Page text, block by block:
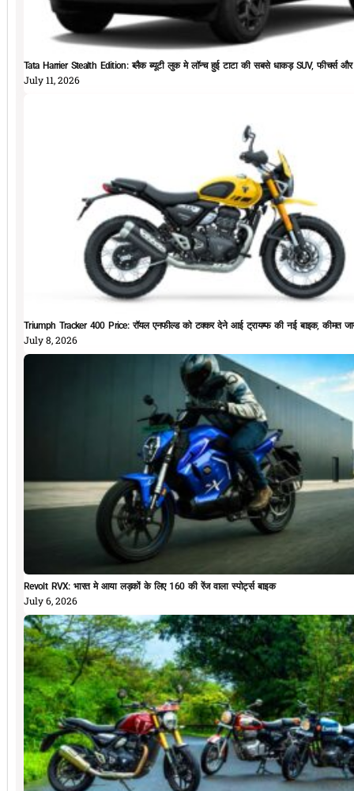
Tata Harrier Stealth Edition: ब्लैक ब्यूटी लुक मे लॉन्च हुई टाटा की सबसे धाकड़ SUV, फीचर्स
July 11, 2026
Triumph Tracker 400 Price: रॉयल एनफील्ड को टक्कर देने आई ट्रायम्फ की नई बाइक, कीमत
July 8, 2026
Revolt RVX: भारत मे आया लड़कों के लिए 160 की रेंज वाला स्पोर्ट्स बाइक
July 6, 2026